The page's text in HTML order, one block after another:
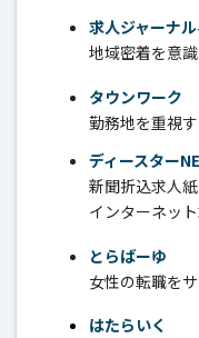
求人ジャーナ
地域密着を意
タウンワーク
勤務地を重視
ディースター
新聞折込求人
インターネッ
とらばーゆ
女性の転職を
はたらいく